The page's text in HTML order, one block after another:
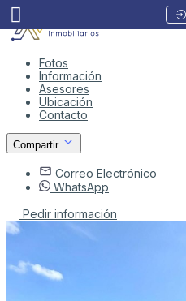
Fotos
Información
Asesores
Ubicación
Contacto
Compartir
Correo Electrónico
WhatsApp
Pedir información